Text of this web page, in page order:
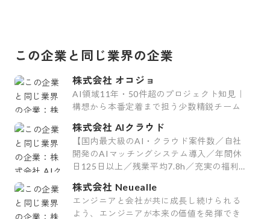
この企業と同じ業界の企業
株式会社 オコジョ
AI領域11年・50件超のプロジェクト知見｜
構想から本番定着まで担う少数精鋭チーム
株式会社 AIクラウド
【国内最大級のAI・クラウド案件数／自社
開発のAIマッチングシステム導入／年間休
日125日以上／残業平均7.8h／充実の福利
株式会社 Neuealle
エンジニアと会社が共に成長し続けられる
よう、エンジニアが本来の価値を発揮でき